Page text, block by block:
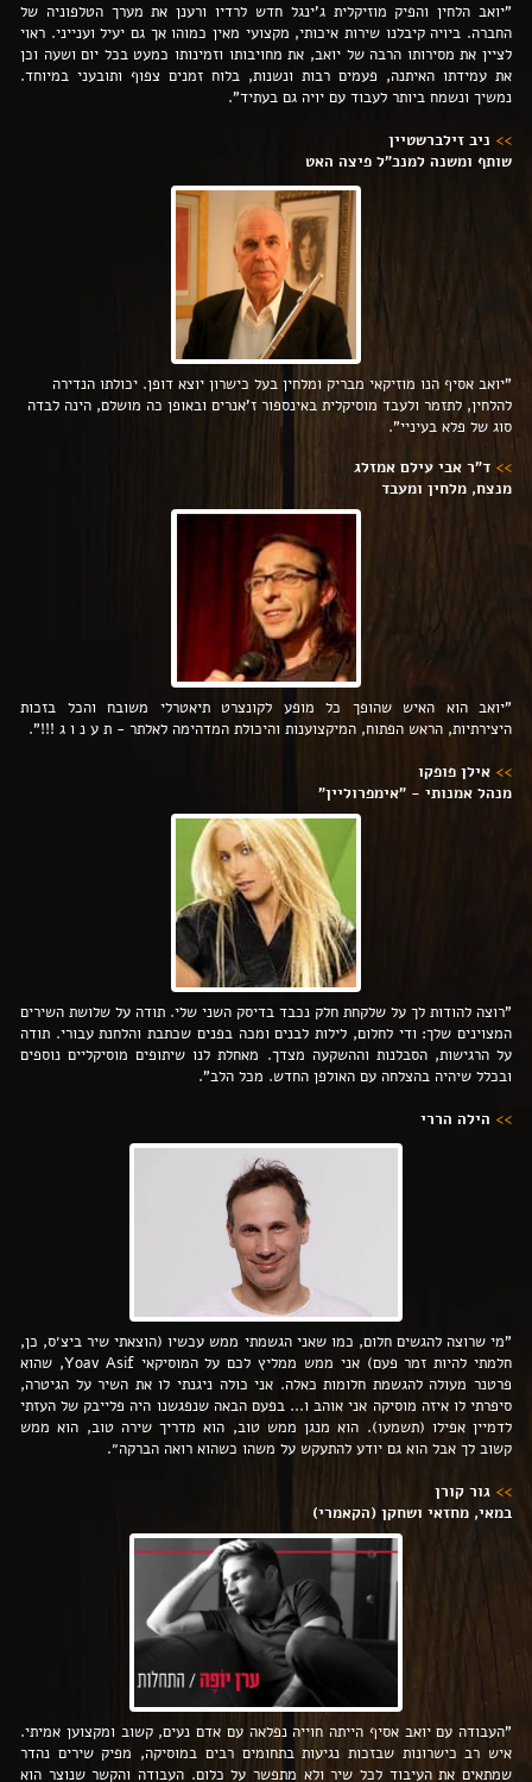
"יואב הלחין והפיק מוזיקלית ג'ינגל חדש לרדיו ורענן את מערך הטלפוניה של
החברה. ביויה קיבלנו שירות איכותי, מקצועי מאין כמוהו אך גם יעיל וענייני. ראוי
לציין את מסירותו הרבה של יואב, את מחויבותו וזמינותו כמעט בכל יום ושעה וכן
את עמידתו האיתנה, פעמים רבות ונשנות, בלוח זמנים צפוף ותובעני במיוחד.
נמשיך ונשמח ביותר לעבוד עם יויה גם בעתיד".
>> ניב זילברשטיין
שותף ומשנה למנכ"ל פיצה האט
"יואב אסיף הנו מוזיקאי מבריק ומלחין בעל כישרון יוצא דופן. יכולתו הנדירה
להלחין, לתזמר ולעבד מוסיקלית באינספור ז'אנרים ובאופן כה מושלם, הינה לבדה
סוג של פלא בעיניי".
>> ד"ר אבי עילם אמזלג
מנצח, מלחין ומעבד
"יואב הוא האיש שהופך כל מופע לקונצרט תיאטרלי משובח והכל בזכות
היצירתיות, הראש הפתוח, המיקצוענות והיכולת המדהימה לאלתר - ת ע נ ו ג !!!".
>> אילן פופקו
מנהל אמנותי - "אימפרוליין"
"רוצה להודות לך על שלקחת חלק נכבד בדיסק השני שלי. תודה על שלושת השירים
המצוינים שלך: ודי לחלום, לילות לבנים ומכה בפנים שכתבת והלחנת עבורי. תודה
על הרגישות, הסבלנות וההשקעה מצדך. מאחלת לנו שיתופים מוסיקליים נוספים
ובכלל שיהיה בהצלחה עם האולפן החדש. מכל הלב".
>> הילה הררי
"מי שרוצה להגשים חלום, כמו שאני הגשמתי ממש עכשיו (הוצאתי שיר ביצ׳ס, כן,
חלמתי להיות זמר פעם) אני ממש ממליץ לכם על המוסיקאי Yoav Asif, שהוא
פרטנר מעולה להגשמת חלומות כאלה. אני כולה ניגנתי לו את השיר על הגיטרה,
סיפרתי לו איזה מוסיקה אני אוהב ו... בפעם הבאה שנפגשנו היה פלייבק של העזתי
לדמיין אפילו (תשמעו). הוא מנגן ממש טוב, הוא מדריך שירה טוב, הוא ממש
קשוב לך אבל הוא גם יודע להתעקש על משהו כשהוא רואה הברקה״.
>> גור קורן
במאי, מחזאי ושחקן (הקאמרי)
"העבודה עם יואב אסיף הייתה חוייה נפלאה עם אדם נעים, קשוב ומקצוען אמיתי.
איש רב כישרונות שבזכות נגיעות בתחומים רבים במוסיקה, מפיק שירים נהדר
שמתאים את העיבוד לכל שיר ולא מתפשר על כלום. העבודה והקשר שנוצר הוא